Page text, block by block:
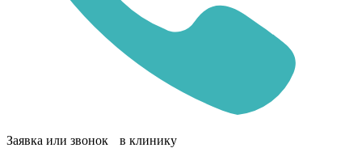
Заявка или звонок в клинику